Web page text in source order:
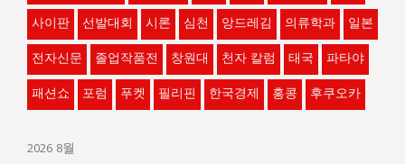
사이판
선발대회 시론 심천 앙드레김 의류학과
일본
전자신문
졸업작품전 창원대 천자 칼럼 태국
파타야
패션쇼
포럼 푸켓 필리핀 한국경제 홍콩 후쿠오카
2026 8월